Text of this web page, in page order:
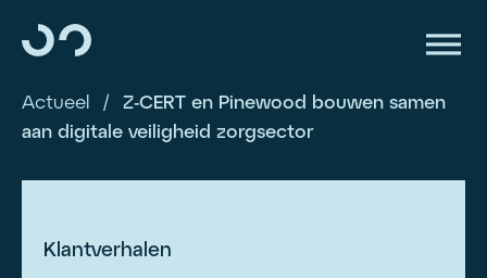
Actueel /
Z-CERT en Pinewood bouwen samen
aan digitale veiligheid zorgsector
Klantverhalen